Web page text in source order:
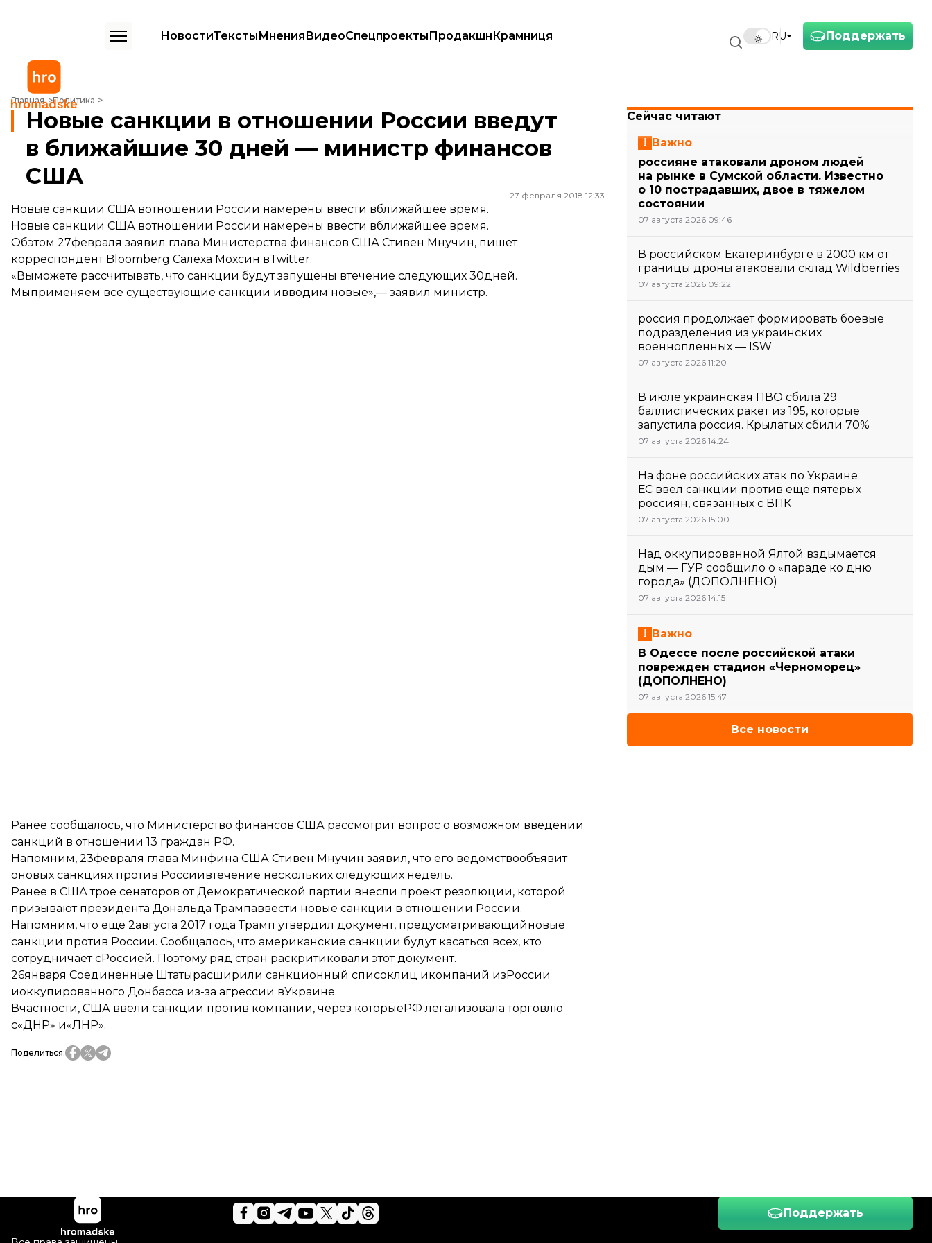
Поддержать
RU
НовостиТекстыМненияВидеоСпецпроектыПродакшнКрамниця
Главная Политика
Новые санкции в отношении России введут в ближайшие 30 дней — министр финансов США
Новые санкции в отношении России введут
в ближайшие 30 дней — министр финансов
США
27 февраля 2018 12:33
Новые санкции США вотношении России намерены ввести вближайшее время.
Новые санкции США вотношении России намерены ввести вближайшее время.
Обэтом 27февраля заявил глава Министерства финансов США Стивен Мнучин, пишет
корреспондент Bloomberg Салеха Мохсин вTwitter.
«Выможете рассчитывать, что санкции будут запущены втечение следующих 30дней.
Мыприменяем все существующие санкции ивводим новые»,— заявил министр.
Ранее сообщалось, что Министерство финансов США рассмотрит вопрос о возможном введении
санкций в отношении 13 граждан РФ.
Напомним, 23февраля глава Минфина США Стивен Мнучин заявил, что его ведомствообъявит
оновых санкциях против Россиивтечение нескольких следующих недель.
Ранее в США трое сенаторов от Демократической партии внесли проект резолюции, которой
призывают президента Дональда Трампаввести новые санкции в отношении России.
Напомним, что еще 2августа 2017 года Трамп утвердил документ, предусматривающийновые
санкции против России. Сообщалось, что американские санкции будут касаться всех, кто
сотрудничает сРоссией. Поэтому ряд стран раскритиковали этот документ.
26января Соединенные Штатырасширили санкционный списоклиц икомпаний изРоссии
иоккупированного Донбасса из-за агрессии вУкраине.
Вчастности, США ввели санкции против компании, через которыеРФ легализовала торговлю
с«ДНР» и«ЛНР».
Поделиться:
Сейчас читают
Важно
россияне атаковали дроном людей
на рынке в Сумской области. Известно
о 10 пострадавших, двое в тяжелом
состоянии
07 августа 2026 09:46
В российском Екатеринбурге в 2000 км от
границы дроны атаковали склад Wildberries
07 августа 2026 09:22
россия продолжает формировать боевые
подразделения из украинских
военнопленных — ISW
07 августа 2026 11:20
В июле украинская ПВО сбила 29
баллистических ракет из 195, которые
запустила россия. Крылатых сбили 70%
07 августа 2026 14:24
На фоне российских атак по Украине
ЕС ввел санкции против еще пятерых
россиян, связанных с ВПК
07 августа 2026 15:00
Над оккупированной Ялтой вздымается
дым — ГУР сообщило о «параде ко дню
города» (ДОПОЛНЕНО)
07 августа 2026 14:15
Важно
В Одессе после российской атаки
поврежден стадион «Черноморец»
(ДОПОЛНЕНО)
07 августа 2026 15:47
Все новости
Поддержать